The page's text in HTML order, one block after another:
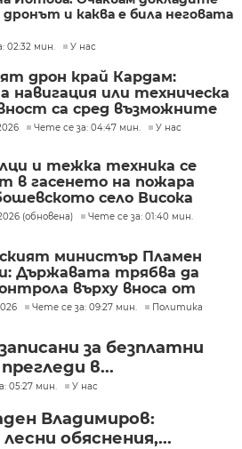
и каква е била неговата
02:32 мин. У нас
дрон край Кардам:
навигация или техническа
са сред възможните
Чете се за: 04:47 мин. У нас
и тежка техника се
в гасенето на пожара
село Висока
(обновена)
Чете се за: 01:40 мин.
министър Пламен
Държавата трябва да
върху вноса от
Чете се за: 09:27 мин. Политика
за безплатни
в...
05:27 мин. У нас
Владимиров:
обяснения,...